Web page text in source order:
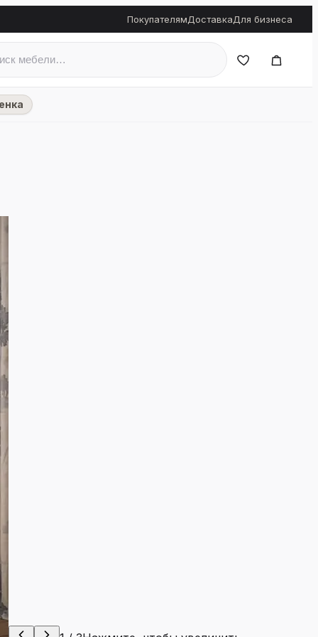
ПокупателямДоставкаДля бизнеса